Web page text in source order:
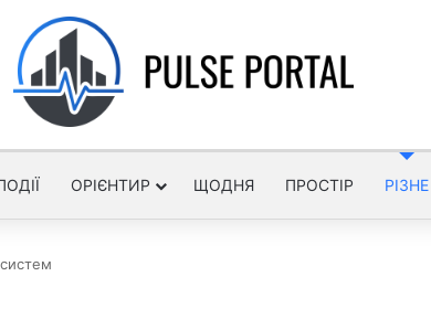
ОРІЄНТИР ЩОДНЯ ПРОСТІР РІЗНЕ